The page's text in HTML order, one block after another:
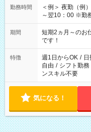
勤務時間
＜例＞ 夜勤（例
～翌10：00 ※勤務時
みたい」 「しっ
い」など ご希望に
の方の場合は1～
仕事に慣れてからの夜勤に
必要な場合も遠
期間
短期2ヵ月～の
です！
特徴 週1日からOK /
自由 / シフト勤務
ンスキル不要
気になる！